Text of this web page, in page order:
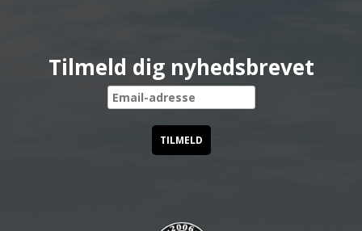
Tilmeld dig nyhedsbrevet